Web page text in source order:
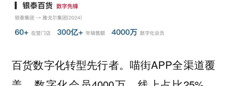
百货数字化转型先行者。喵街APP全渠道覆